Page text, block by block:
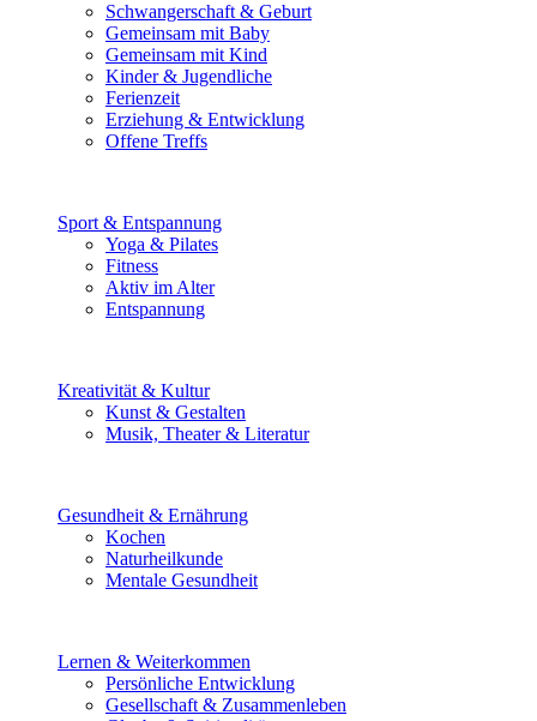
Schwangerschaft & Geburt
Gemeinsam mit Baby
Gemeinsam mit Kind
Kinder & Jugendliche
Ferienzeit
Erziehung & Entwicklung
Offene Treffs
Sport & Entspannung
Yoga & Pilates
Fitness
Aktiv im Alter
Entspannung
Kreativität & Kultur
Kunst & Gestalten
Musik, Theater & Literatur
Gesundheit & Ernährung
Kochen
Naturheilkunde
Mentale Gesundheit
Lernen & Weiterkommen
Persönliche Entwicklung
Gesellschaft & Zusammenleben